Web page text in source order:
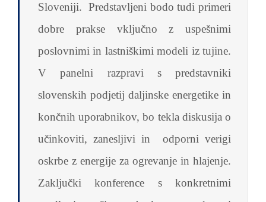
Sloveniji. Predstavljeni bodo tudi primeri
dobre prakse vključno z uspešnimi
poslovnimi in lastniškimi modeli iz tujine.
V panelni razpravi s predstavniki
slovenskih podjetij daljinske energetike in
končnih uporabnikov, bo tekla diskusija o
učinkoviti, zanesljivi in odporni verigi
oskrbe z energije za ogrevanje in hlajenje.
Zaključki konference s konkretnimi